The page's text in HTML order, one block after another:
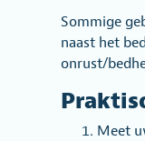
Sommige
naast het
onrust/
Meet